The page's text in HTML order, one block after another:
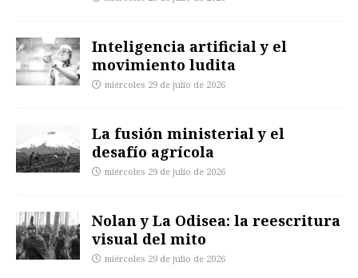
Inteligencia artificial y el
movimiento ludita
miércoles 29 de julio de 2026
La fusión ministerial y el
desafío agrícola
miércoles 29 de julio de 2026
Nolan y La Odisea: la reescritura
visual del mito
miércoles 29 de julio de 2026